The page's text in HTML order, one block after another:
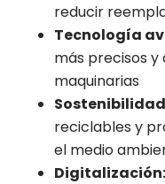
reducir
Tecnología
más precisos y
maquinarias
reciclables y
el medio
Digitalización: